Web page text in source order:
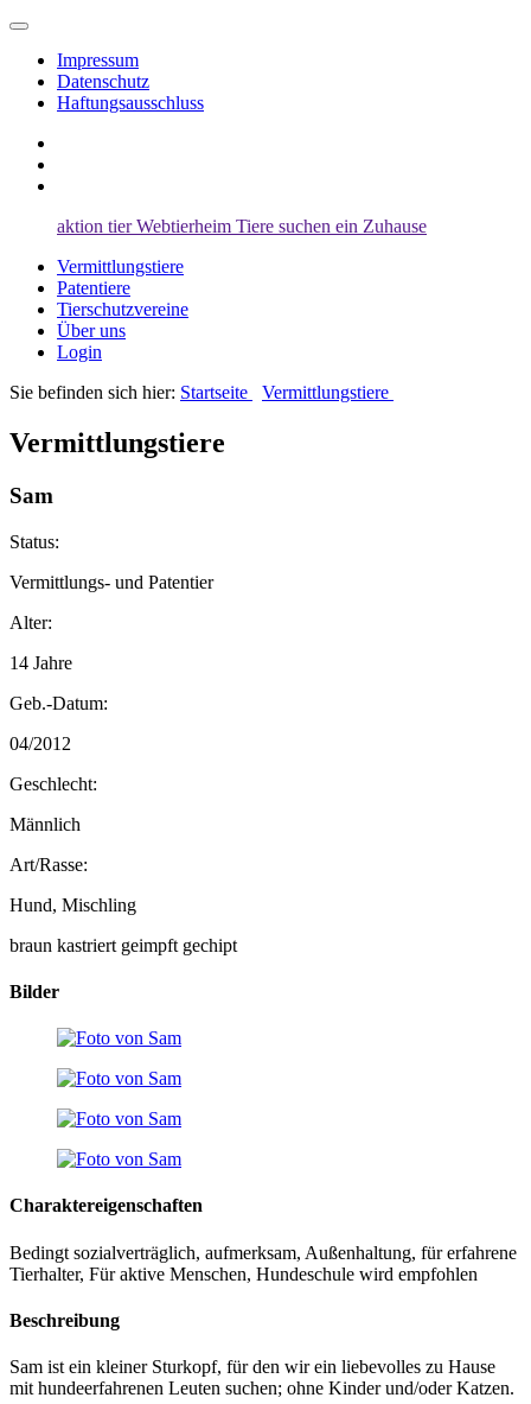
Impressum
Datenschutz
Haftungsausschluss
aktion tier Webtierheim Tiere suchen ein Zuhause
Vermittlungstiere
Patentiere
Tierschutzvereine
Über uns
Login
Sie befinden sich hier: Startseite Vermittlungstiere
Vermittlungstiere
Sam
Status:
Vermittlungs- und Patentier
Alter:
14 Jahre
Geb.-Datum:
04/2012
Geschlecht:
Männlich
Art/Rasse:
Hund, Mischling
braun kastriert geimpft gechipt
Bilder
Charaktereigenschaften
Bedingt sozialverträglich, aufmerksam, Außenhaltung, für erfahrene
Tierhalter, Für aktive Menschen, Hundeschule wird empfohlen
Beschreibung
Sam ist ein kleiner Sturkopf, für den wir ein liebevolles zu Hause
mit hundeerfahrenen Leuten suchen; ohne Kinder und/oder Katzen.